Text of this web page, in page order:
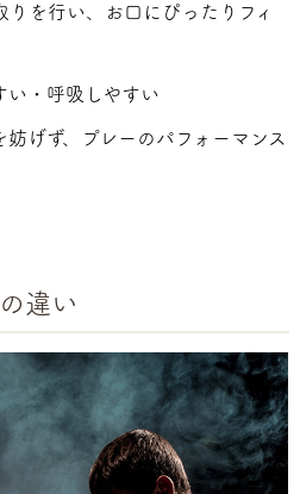
を行い、お口にぴったりフィ
い・呼吸しやすい
妨げず、プレーのパフォーマンス
違い